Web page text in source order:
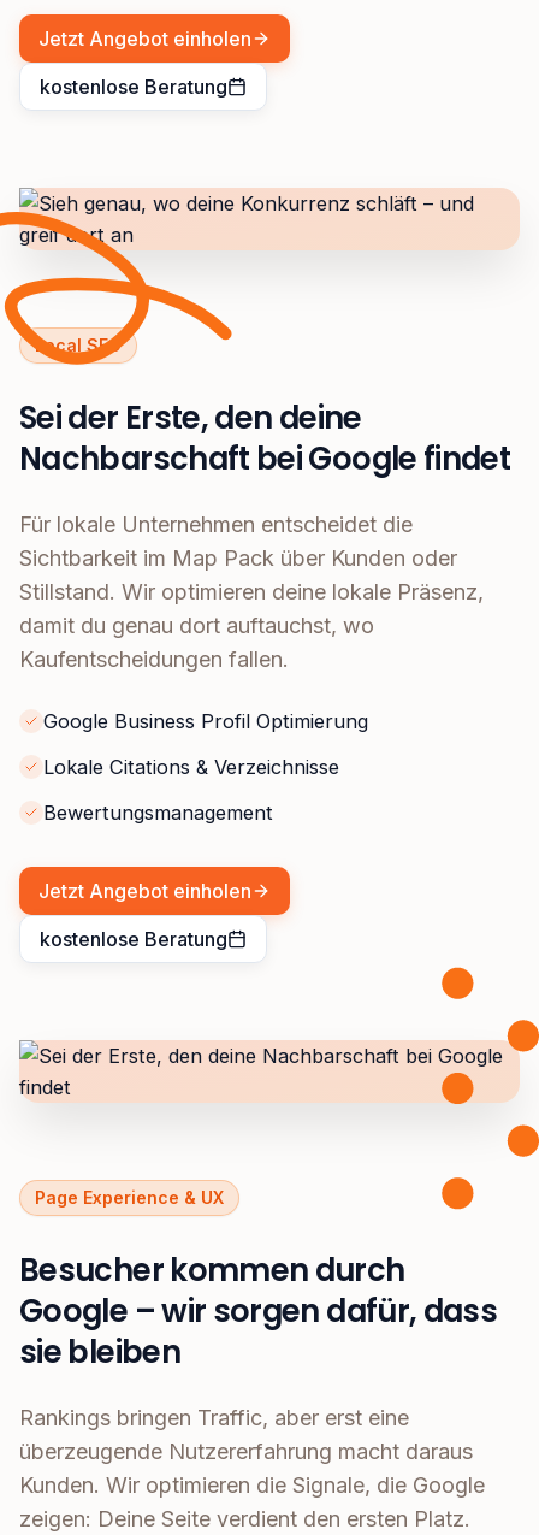
Jetzt Angebot einholen
kostenlose Beratung
Local SEO
Sei der Erste, den deine
Nachbarschaft bei Google findet
Für lokale Unternehmen entscheidet die
Sichtbarkeit im Map Pack über Kunden oder
Stillstand. Wir optimieren deine lokale Präsenz,
damit du genau dort auftauchst, wo
Kaufentscheidungen fallen.
Google Business Profil Optimierung
Lokale Citations & Verzeichnisse
Bewertungsmanagement
Jetzt Angebot einholen
kostenlose Beratung
Page Experience & UX
Besucher kommen durch
Google – wir sorgen dafür, dass
sie bleiben
Rankings bringen Traffic, aber erst eine
überzeugende Nutzererfahrung macht daraus
Kunden. Wir optimieren die Signale, die Google
zeigen: Deine Seite verdient den ersten Platz.